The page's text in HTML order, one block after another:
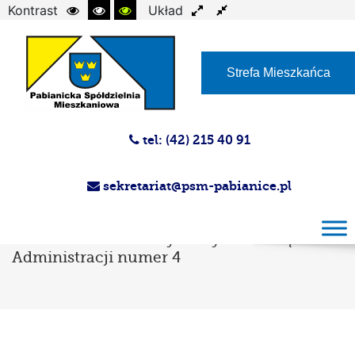
Kontrast
Układ
Strefa Mieszkańca
tel: (42) 215 40 91
sekretariat@psm-pabianice.pl
Administracji numer 4